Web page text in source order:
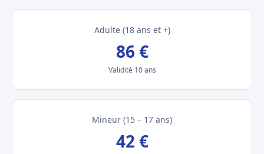
Adulte (18 ans et +)
86 €
Validité 10 ans
Mineur (15 – 17 ans)
42 €